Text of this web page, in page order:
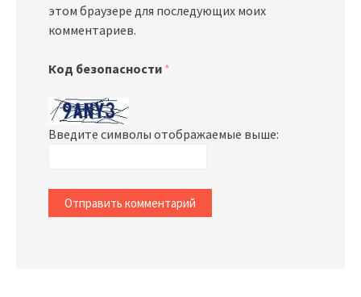
этом браузере для последующих моих
комментариев.
Код безопасности *
Введите символы отображаемые выше: